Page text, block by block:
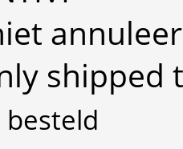
shipped